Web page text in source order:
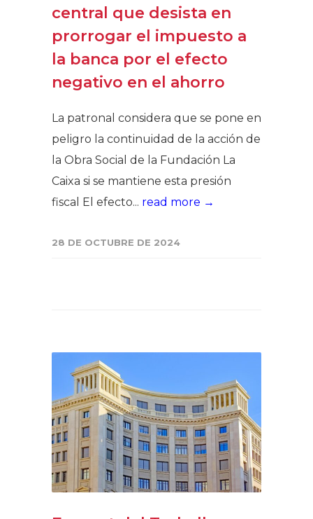
central que desista en
prorrogar el impuesto a
la banca por el efecto
negativo en el ahorro
La patronal considera que se pone en
peligro la continuidad de la acción de
la Obra Social de la Fundación La
Caixa si se mantiene esta presión
fiscal El efecto... read more →
28 DE OCTUBRE DE 2024